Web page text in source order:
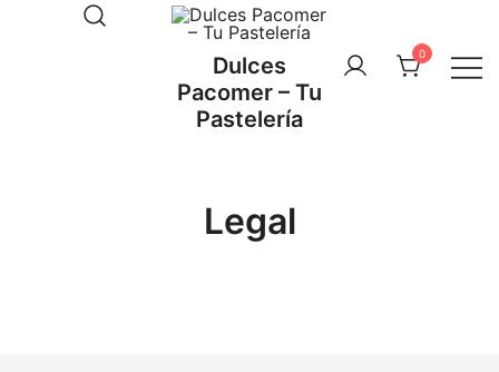
Dulces
Pacomer – Tu
Pastelería
0
Legal